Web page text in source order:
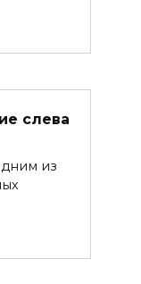
слева
из